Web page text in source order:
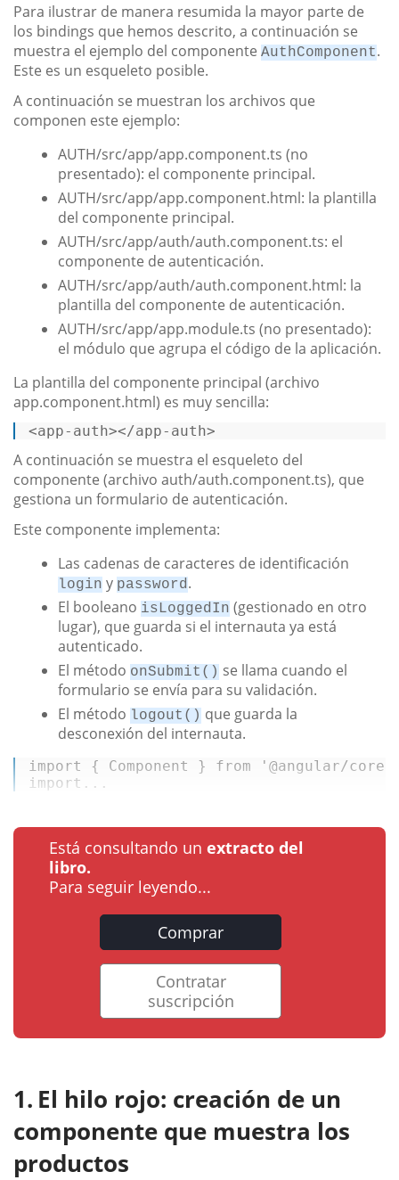
Para ilustrar de manera resumida la mayor parte de
los bindings que hemos descrito, a continuación se
muestra el ejemplo del componente AuthComponent.
Este es un esqueleto posible.
A continuación se muestran los archivos que
componen este ejemplo:
AUTH/src/app/app.component.ts (no
presentado): el componente principal.
AUTH/src/app/app.component.html: la plantilla
del componente principal.
AUTH/src/app/auth/auth.component.ts: el
componente de autenticación.
AUTH/src/app/auth/auth.component.html: la
plantilla del componente de autenticación.
AUTH/src/app/app.module.ts (no presentado):
el módulo que agrupa el código de la aplicación.
La plantilla del componente principal (archivo
app.component.html) es muy sencilla:
<app-auth></app-auth>
A continuación se muestra el esqueleto del
componente (archivo auth/auth.component.ts), que
gestiona un formulario de autenticación.
Este componente implementa:
Las cadenas de caracteres de identificación
login y password.
El booleano isLoggedIn (gestionado en otro
lugar), que guarda si el internauta ya está
autenticado.
El método onSubmit() se llama cuando el
formulario se envía para su validación.
El método logout() que guarda la
desconexión del internauta.
import { Component } from
'@angular/core'
import ...
Está consultando un extracto del
libro.
Para seguir leyendo...
Comprar
Contratar
suscripción
El hilo rojo: creación de un
componente que muestra los
productos